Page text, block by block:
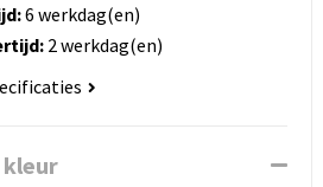
6 werkdag(en)
2 werkdag(en)
kleur